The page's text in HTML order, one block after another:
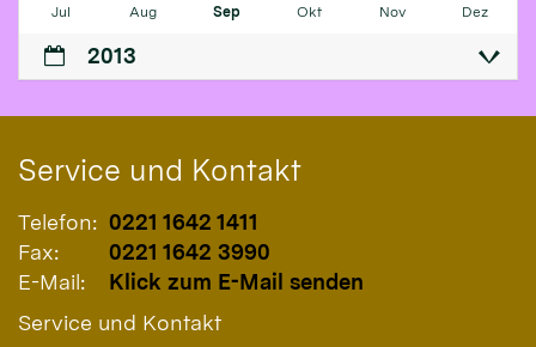
Jul Aug Sep Okt Nov Dez
2013
Service und Kontakt
Telefon: 0221 1642 1411
Fax:
0221 1642 3990
E-Mail:
Klick zum E-Mail senden
Service und Kontakt